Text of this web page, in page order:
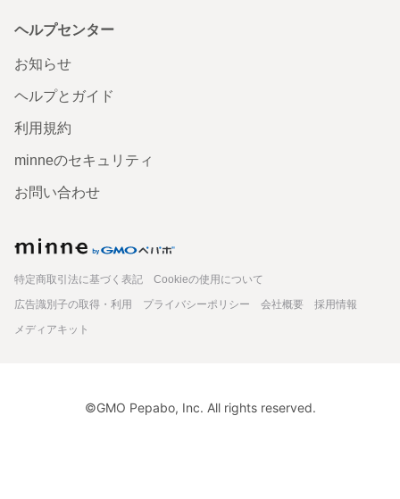
ヘルプセンター
お知らせ
ヘルプとガイド
利用規約
minneのセキュリティ
お問い合わせ
特定商取引法に基づく表記
Cookieの使用について
広告識別子の取得・利用
プライバシーポリシー 会社概要
採用情報
メディアキット
©GMO Pepabo, Inc. All rights reserved.